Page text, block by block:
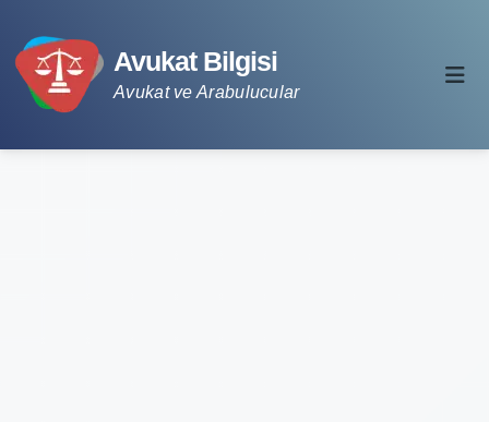
Avukat Bilgisi
Avukat ve Arabulucular